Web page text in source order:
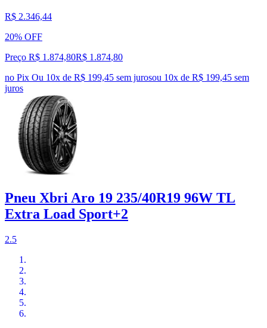
R$ 2.346,44
20% OFF
Preço R$ 1.874,80R$ 1.874,80
no Pix Ou 10x de R$ 199,45 sem jurosou 10x de R$ 199,45 sem
juros
Pneu Xbri Aro 19 235/40R19 96W TL
Extra Load Sport+2
2.5